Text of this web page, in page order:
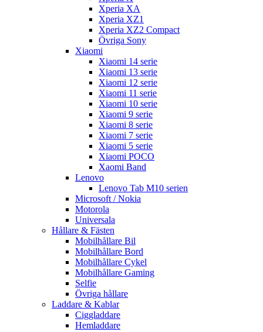
Xperia XA
Xperia XZ1
Xperia XZ2 Compact
Övriga Sony
Xiaomi
Xiaomi 14 serie
Xiaomi 13 serie
Xiaomi 12 serie
Xiaomi 11 serie
Xiaomi 10 serie
Xiaomi 9 serie
Xiaomi 8 serie
Xiaomi 7 serie
Xiaomi 5 serie
Xiaomi POCO
Xaomi Band
Lenovo
Lenovo Tab M10 serien
Microsoft / Nokia
Motorola
Universala
Hållare & Fästen
Mobilhållare Bil
Mobilhållare Bord
Mobilhållare Cykel
Mobilhållare Gaming
Selfie
Övriga hållare
Laddare & Kablar
Ciggladdare
Hemladdare